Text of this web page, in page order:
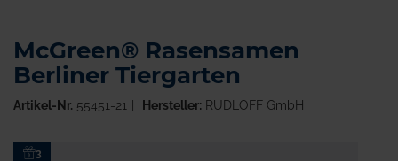
Zum3
McGreen® Rasensamen
Berliner Tiergarten
Artikel-Nr. 55451-21 Hersteller:RUDLOFF GmbH